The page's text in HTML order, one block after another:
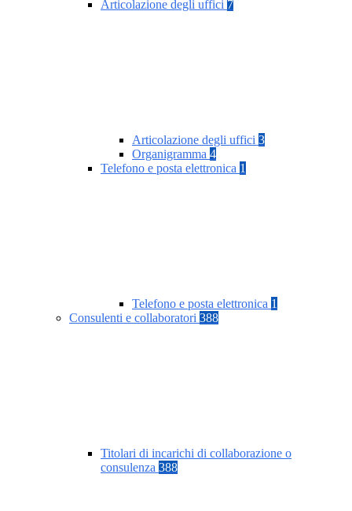
Articolazione degli uffici 7
Articolazione degli uffici 3
Organigramma 4
Telefono e posta elettronica 1
Telefono e posta elettronica 1
Consulenti e collaboratori 388
Titolari di incarichi di collaborazione o
consulenza 388